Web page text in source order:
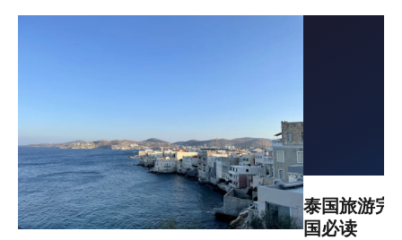
泰国旅游完
国必读